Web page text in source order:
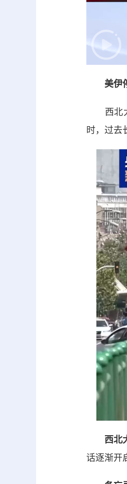
美伊停
西北大
时，过去
西北
话逐渐开